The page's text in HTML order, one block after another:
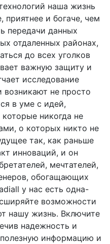
наша жизнь
приятнее и богаче, чем
передачи данных
отдаленных районах,
до всех уголков
важную защиту и
исследование
возникают не просто
в уме с идей,
которые никогда не
о которых никто не
так, как раньше
инноваций, и он
мечтателей,
обогащающих
у нас есть одна-
возможности
нашу жизнь. Включите
надежность и
информацию и